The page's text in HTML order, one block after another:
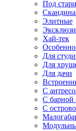
Под
Элитные
Хай-тек
Для
Для
Для дачи
С
С барной
С